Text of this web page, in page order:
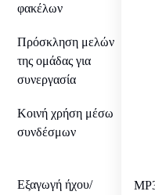
φακέλων
Πρόσκληση μελών
της ομάδας για
συνεργασία
Κοινή χρήση μέσω
συνδέσμων
Εξαγωγή ήχου/